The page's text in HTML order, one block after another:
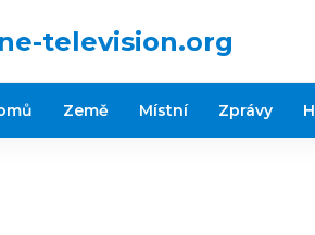
television.org
Země Místní Zprávy